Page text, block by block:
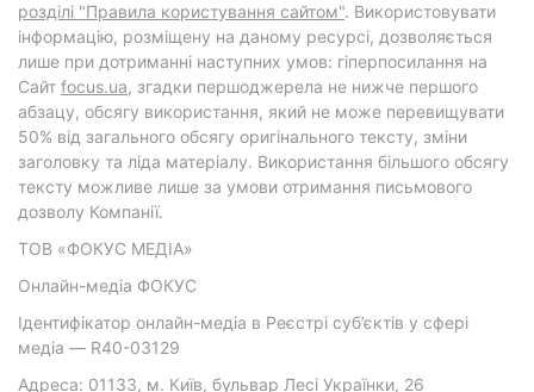
розділі "Правила користування сайтом". Використовувати
інформацію, розміщену на даному ресурсі, дозволяється
лише при дотриманні наступних умов: гіперпосилання на
Cайт focus.ua, згадки першоджерела не нижче першого
абзацу, обсягу використання, який не може перевищувати
50% від загального обсягу оригінального тексту, зміни
заголовку та ліда матеріалу. Використання більшого обсягу
тексту можливе лише за умови отримання письмового
дозволу Компанії.
ТОВ «ФОКУС МЕДІА»
Онлайн-медіа ФОКУС
Ідентифікатор онлайн-медіа в Реєстрі суб’єктів у сфері
медіа — R40-03129
Адреса: 01133, м. Київ, бульвар Лесі Українки, 26